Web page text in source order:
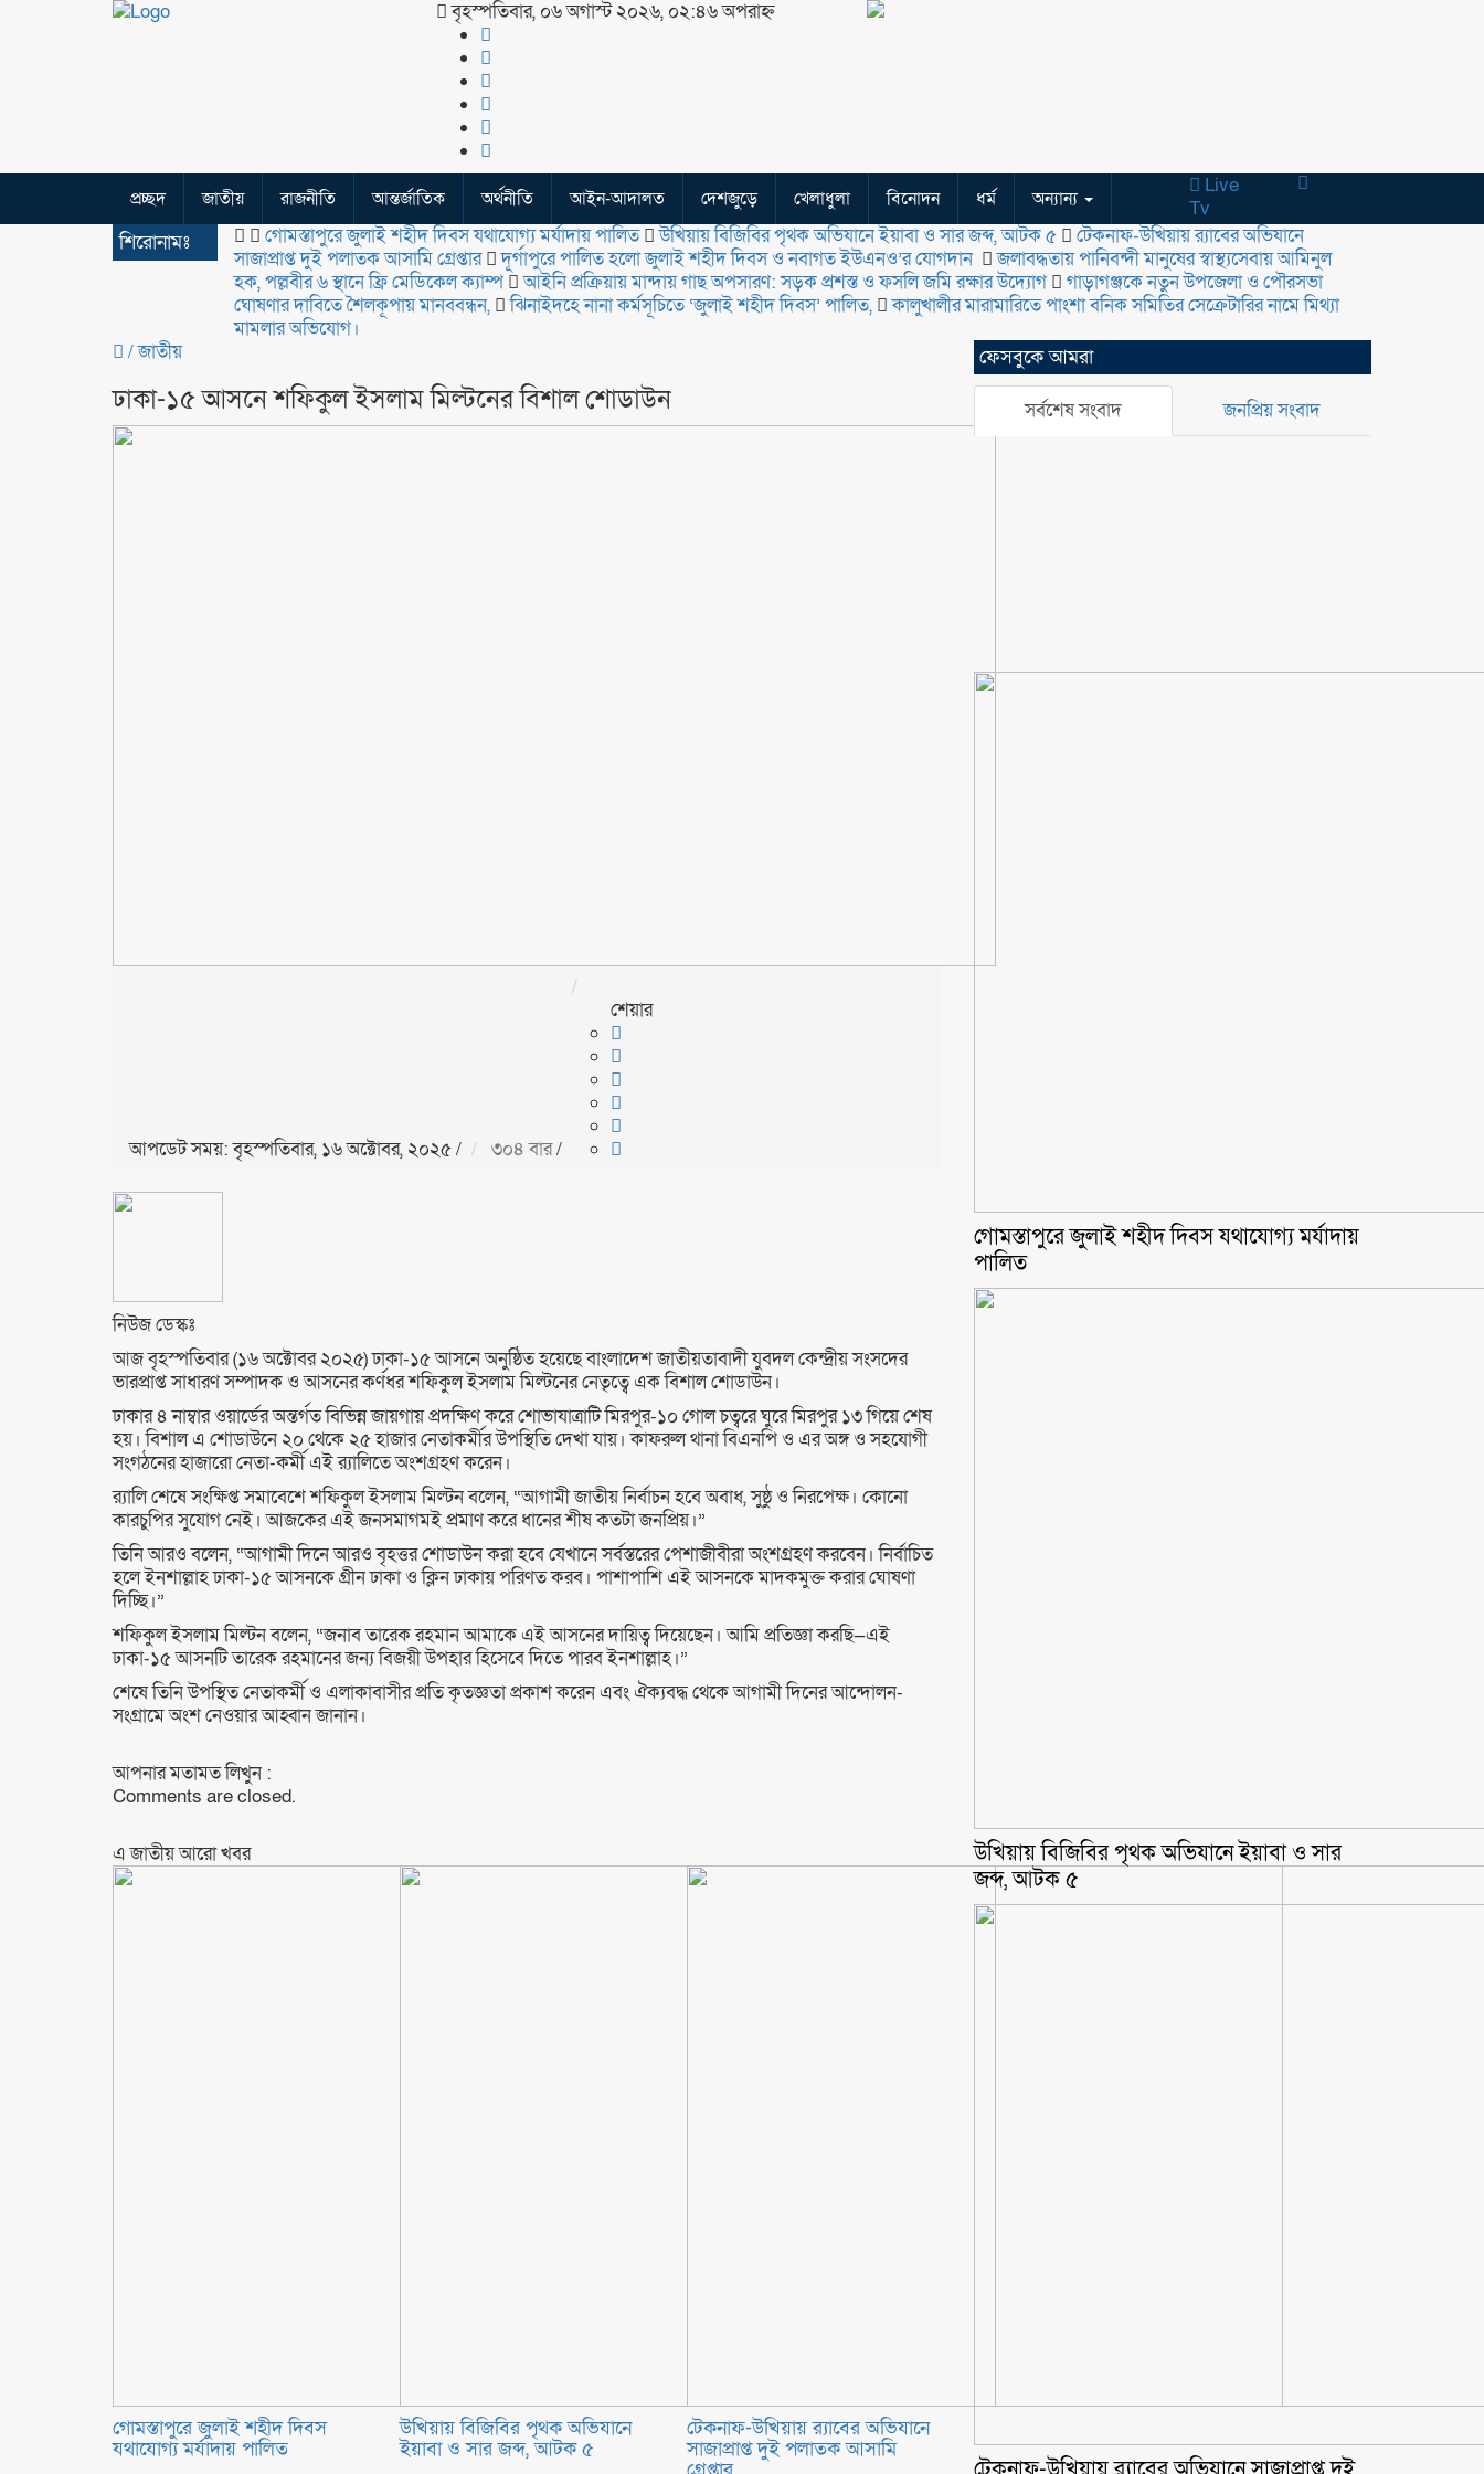
বৃহস্পতিবার, ০৬ অগাস্ট ২০২৬, ০২:৪৬ অপরাহ্ন
প্রচ্ছদ জাতীয় রাজনীতি আন্তর্জাতিক অর্থনীতি আইন-আদালত দেশজুড়ে খেলাধুলা বিনোদন ধর্ম অন্যান্য
Live
Tv
শিরোনামঃ
গোমস্তাপুরে জুলাই শহীদ দিবস যথাযোগ্য মর্যাদায় পালিত উখিয়ায় বিজিবির পৃথক অভিযানে ইয়াবা ও সার জব্দ, আটক ৫
টেকনাফ-উখিয়ায় র‌্যাবের অভিযানে
সাজাপ্রাপ্ত দুই পলাতক আসামি গ্রেপ্তার
‎দূর্গাপুরে পালিত হলো জুলাই শহীদ দিবস ও নবাগত ইউএনও’র যোগদান ‎
জলাবদ্ধতায় পানিবন্দী মানুষের স্বাস্থ্যসেবায় আমিনুল
হক, পল্লবীর ৬ স্থানে ফ্রি মেডিকেল ক্যাম্প
আইনি প্রক্রিয়ায় মান্দায় গাছ অপসারণ: সড়ক প্রশস্ত ও ফসলি জমি রক্ষার উদ্যোগ
গাড়াগঞ্জকে নতুন উপজেলা ও পৌরসভা
ঘোষণার দাবিতে শৈলকূপায় মানববন্ধন,
ঝিনাইদহে নানা কর্মসূচিতে ‘জুলাই শহীদ দিবস’ পালিত,
কালুখালীর মারামারিতে পাংশা বনিক সমিতির সেক্রেটারির নামে মিথ্যা
মামলার অভিযোগ।
/জাতীয়
ঢাকা-১৫ আসনে শফিকুল ইসলাম মিল্টনের বিশাল শোডাউন
আপডেট সময়: বৃহস্পতিবার, ১৬ অক্টোবর, ২০২৫/ ৩০৪ বার/
শেয়ার
নিউজ ডেস্কঃ
আজ বৃহস্পতিবার (১৬ অক্টোবর ২০২৫) ঢাকা-১৫ আসনে অনুষ্ঠিত হয়েছে বাংলাদেশ জাতীয়তাবাদী যুবদল কেন্দ্রীয় সংসদের
ভারপ্রাপ্ত সাধারণ সম্পাদক ও আসনের কর্ণধর শফিকুল ইসলাম মিল্টনের নেতৃত্বে এক বিশাল শোডাউন।
ঢাকার ৪ নাম্বার ওয়ার্ডের অন্তর্গত বিভিন্ন জায়গায় প্রদক্ষিণ করে শোভাযাত্রাটি মিরপুর-১০ গোল চত্বরে ঘুরে মিরপুর ১৩ গিয়ে শেষ
হয়। বিশাল এ শোডাউনে ২০ থেকে ২৫ হাজার নেতাকর্মীর উপস্থিতি দেখা যায়। কাফরুল থানা বিএনপি ও এর অঙ্গ ও সহযোগী
সংগঠনের হাজারো নেতা-কর্মী এই র‍্যালিতে অংশগ্রহণ করেন।
র‍্যালি শেষে সংক্ষিপ্ত সমাবেশে শফিকুল ইসলাম মিল্টন বলেন, “আগামী জাতীয় নির্বাচন হবে অবাধ, সুষ্ঠু ও নিরপেক্ষ। কোনো
কারচুপির সুযোগ নেই। আজকের এই জনসমাগমই প্রমাণ করে ধানের শীষ কতটা জনপ্রিয়।”
তিনি আরও বলেন, “আগামী দিনে আরও বৃহত্তর শোডাউন করা হবে যেখানে সর্বস্তরের পেশাজীবীরা অংশগ্রহণ করবেন। নির্বাচিত
হলে ইনশাল্লাহ ঢাকা-১৫ আসনকে গ্রীন ঢাকা ও ক্লিন ঢাকায় পরিণত করব। পাশাপাশি এই আসনকে মাদকমুক্ত করার ঘোষণা
দিচ্ছি।”
শফিকুল ইসলাম মিল্টন বলেন, “জনাব তারেক রহমান আমাকে এই আসনের দায়িত্ব দিয়েছেন। আমি প্রতিজ্ঞা করছি—এই
ঢাকা-১৫ আসনটি তারেক রহমানের জন্য বিজয়ী উপহার হিসেবে দিতে পারব ইনশাল্লাহ।”
শেষে তিনি উপস্থিত নেতাকর্মী ও এলাকাবাসীর প্রতি কৃতজ্ঞতা প্রকাশ করেন এবং ঐক্যবদ্ধ থেকে আগামী দিনের আন্দোলন-
সংগ্রামে অংশ নেওয়ার আহ্বান জানান।
আপনার মতামত লিখুন :
Comments are closed.
এ জাতীয় আরো ‍খবর
গোমস্তাপুরে জুলাই শহীদ দিবস
যথাযোগ্য মর্যাদায় পালিত
উখিয়ায় বিজিবির পৃথক অভিযানে
ইয়াবা ও সার জব্দ, আটক ৫
টেকনাফ-উখিয়ায় র‌্যাবের অভিযানে
সাজাপ্রাপ্ত দুই পলাতক আসামি
ফেসবুকে আমরা
সর্বশেষ সংবাদ জনপ্রিয় সংবাদ
গোমস্তাপুরে জুলাই শহীদ দিবস যথাযোগ্য মর্যাদায়
পালিত
উখিয়ায় বিজিবির পৃথক অভিযানে ইয়াবা ও সার
জব্দ, আটক ৫